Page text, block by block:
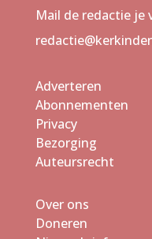
Mail de redactie je
Adverteren
Abonnementen
Privacy
Bezorging
Auteursrecht
Over ons
Doneren